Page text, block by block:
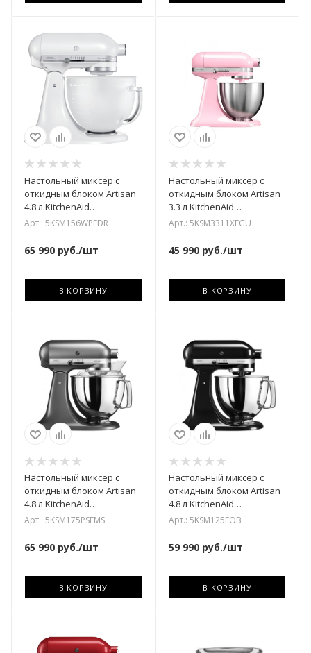
Настольный миксер с
откидным блоком Artisan
4.8 л KitchenAid
5KSM156WPEDR
Арт.: 5KSM156WPEDR
65 990 руб./шт
В КОРЗИНУ
Настольный миксер с
откидным блоком Artisan
3.3 л KitchenAid
5KSM3311XEGU
Арт.: 5KSM3311XEGU
45 990руб./шт
В КОРЗИНУ
Настольный миксер с
откидным блоком Artisan
4.8 л KitchenAid
5KSM175PSEMS
Арт.: 5KSM175PSEMS
65 990 руб./шт
В КОРЗИНУ
Настольный миксер с
откидным блоком Artisan
4.8 л KitchenAid
5KSM125EOB
Арт.: 5KSM125EOB
59 990руб./шт
В КОРЗИНУ